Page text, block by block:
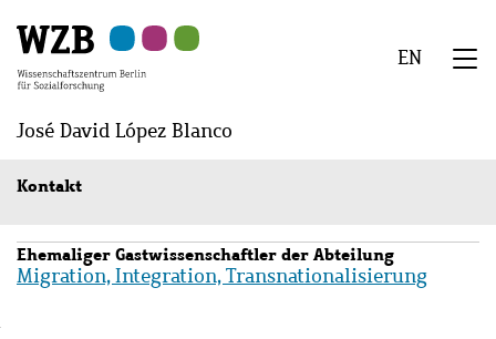
Hauptinhalt
springen
Navigation
springen
Suche
springen
Sekundärnavigation
springen
Fußzeile
springen
EN
Menü
José David López Blanco
Kontakt
Ehemaliger Gastwissenschaftler der Abteilung
Migration, Integration, Transnationalisierung